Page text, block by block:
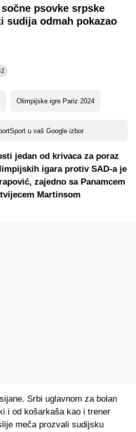
psovke srpske
sudija odmah pokazao
Olimpijske igre Pariz 2024
u vaš Google izbor
jedan od krivaca za poraz
igara protiv SAD-a je
zajedno sa Panamcem
Martinsom
Srbi uglavnom za bolan
i od košarkaša kao i trener
meča prozvali sudijsku